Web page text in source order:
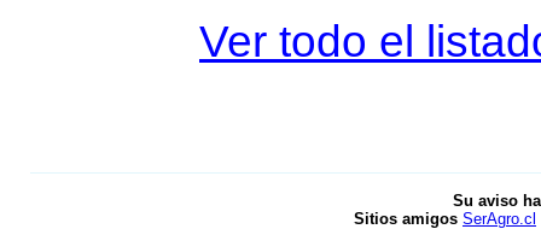
Ver todo el
Su aviso
Sitios amigos SerAgro.cl